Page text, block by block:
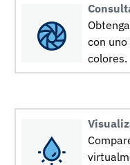
con
colores.